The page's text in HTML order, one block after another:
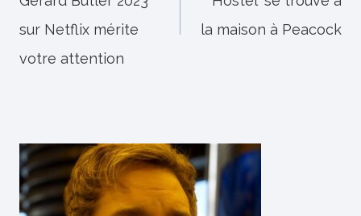
l’article
sur Netflix mérite
votre attention
la maison à Peacock